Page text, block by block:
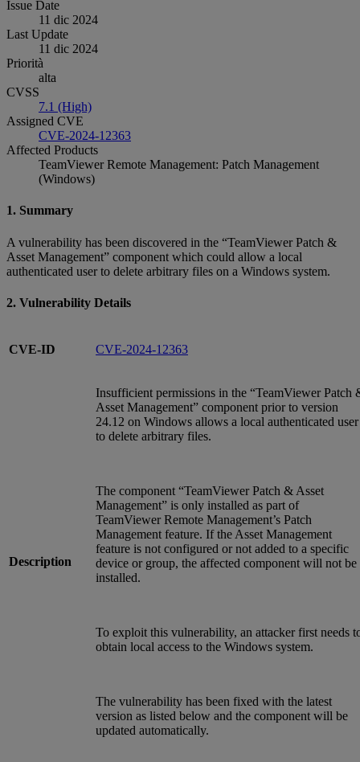
Issue Date
11 dic 2024
Last Update
11 dic 2024
Priorità
alta
CVSS
7.1 (High)
Assigned CVE
CVE-2024-12363
Affected Products
TeamViewer Remote Management: Patch Management
(Windows)
1. Summary
A vulnerability has been discovered in the “TeamViewer Patch &
Asset Management” component which could allow a local
authenticated user to delete arbitrary files on a Windows system.
2. Vulnerability Details
CVE-ID CVE-2024-12363
Description
Insufficient permissions in the “TeamViewer Patch
Asset Management” component prior to version
24.12 on Windows allows a local authenticated user
to delete arbitrary files.
The component “TeamViewer Patch & Asset
Management” is only installed as part of
TeamViewer Remote Management’s Patch
Management feature. If the Asset Management
feature is not configured or not added to a specific
device or group, the affected component will not be
installed.
To exploit this vulnerability, an attacker first needs
obtain local access to the Windows system.
The vulnerability has been fixed with the latest
version as listed below and the component will be
updated automatically.